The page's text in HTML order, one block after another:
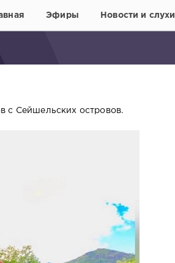
Эфиры Новости и слухи
с Сейшельских островов.